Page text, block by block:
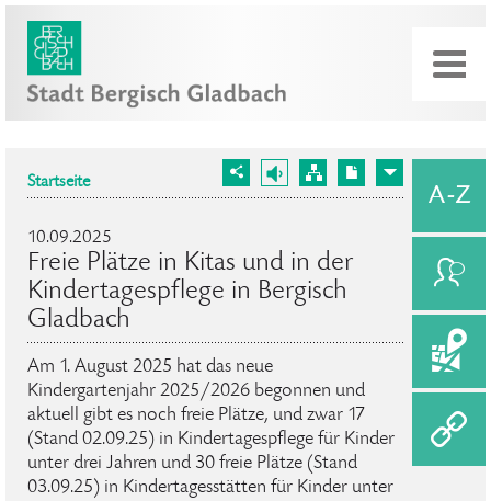
Startseite
10.09.2025
Freie Plätze in Kitas und in der
Kindertagespflege in Bergisch
Gladbach
Am 1. August 2025 hat das neue
Kindergartenjahr 2025/2026 begonnen und
aktuell gibt es noch freie Plätze, und zwar 17
(Stand 02.09.25) in Kindertagespflege für Kinder
unter drei Jahren und 30 freie Plätze (Stand
03.09.25) in Kindertagesstätten für Kinder unter